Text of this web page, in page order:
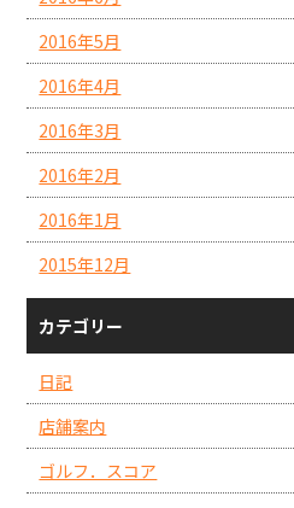
2016年5月
2016年4月
2016年3月
2016年2月
2016年1月
2015年12月
カテゴリー
日記
店舗案内
ゴルフ．スコア